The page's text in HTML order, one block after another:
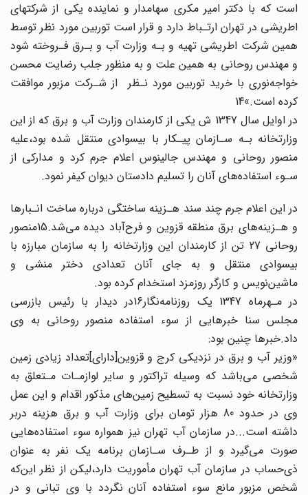
است که با دکتر‌ امیر‌ مکری سهامدار و نماینده یکی از شرکتهای
اطریشی در تهران ارتـباط دارد و قرار است‌ توربین‌‌ مورد‌ نظر توسط
همین شرکت اطریشی تهیه و بـه وزارت آب و بـرق فـروخته شود
و مهندس‌ روحانی‌ به‌ همین علت و به منظور جلب رضایت محسن
خواجه‌نوری با خرید توربین مورد نـظر‌ ‌ ‌از‌ شـرکت‌ مزبور موافقت
کرده است.»14
در اوایل سال 1347 ش یکی از کارمندان وزارت آب و برق‌ که‌ از این
وزارتخانه بـه سـازمان‌ پیـکار با بیسوادی منتقل شده بود،علیه‌
منصور‌ روحانی‌ و مهندس جالینوس اعلام جرم کرد و مدارکی از
سـوء استفاده‌های آنان را تسلیم دادستان دیوان کیفر‌ نمود‌.
در‌ این اعلام جرم چند سند هـزینه ساختگی درباره ساخت انـبارها
و هـزینه‌های برق‌ منطقه‌‌ قزوین و فرح‌آباد دیده می‌شد.15منصور
روحانی 27 تن از کارمندان این وزارتخانه را به‌ سازمان‌ مبارزه‌ با
بیسوادی منتقل و به جای آنان تعدادی دختر منشی و
ماشین‌نویس و کارگر روزمزد‌ استخدام‌ کرده بود.
در مـهرماه 1347 یک روزنامه‌نگار‌16‌در‌ دیدار با رئیس بازرسی
مجلس سنا خبرهایی‌ از‌ سوء استفاده منصور روحانی به وی
داد.خبرها چنین بود:
«وزیر آب و برق‌ در‌ نزدیکی کرج و قزوین‌[دارای‌]تعداد زیادی زمین‌
شخصی‌ می‌باشد که‌ وسیله‌‌ تراکتور‌ و سایر لوازمـات مـتعلق به
وزارتخانه خود‌ نسبت‌ به تسطیح زمین‌های مذکور اقدام و این‌ عمل
وی در حدود 80 هزار‌ تومان‌ برای وزارت آب و برق هزینه دربر‌
داشته است...در سازمان‌‌ آب‌ تهران نیز همواره سوء استفاده‌هایی‌
صورت‌ می‌گیرد و از طـرف سـازمان برنامه یک نفر به‌ عنوان
ذی‌حساب در سازمان آب‌ تهران‌ مأموریت دارد،لیکن از نظر‌ این‌که‌
شخص‌ مزبور مانع‌ سوء‌ استفاده‌ آنان نگردد با وی‌ تبانی‌ و در